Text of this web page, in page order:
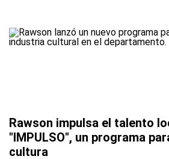
Rawson impulsa el talento
"IMPULSO", un programa
cultura